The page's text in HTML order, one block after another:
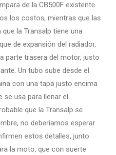
de la CB500F existente
los costos, mientras que las
la Transalp tiene una
de expansión del radiador,
parte trasera del motor, justo
Un tubo sube desde el
con una tapa justo encima
se usa para llenar el
que la Transalp se
no deberíamos esperar
estos detalles, junto
la moto, que con suerte